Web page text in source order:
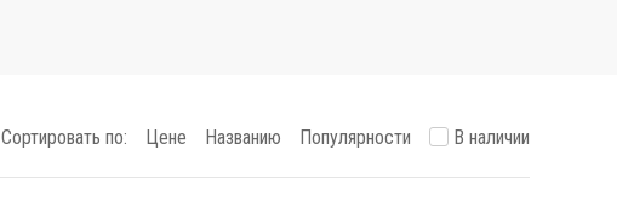
Сортировать по: Цене Названию Популярности В наличии